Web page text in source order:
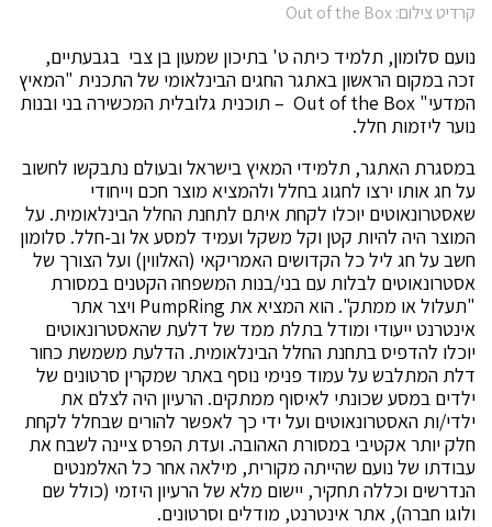
קרדיט צילום: Out of the Box
נועם סלומון, תלמיד כיתה ט' בתיכון שמעון בן צבי בגבעתיים,
זכה במקום הראשון באתגר החגים הבינלאומי של התכנית "המאיץ
המדעי" Out of the Box – תוכנית גלובלית המכשירה בני ובנות
נוער ליזמות חלל.
במסגרת האתגר, תלמידי המאיץ בישראל ובעולם נתבקשו לחשוב
על חג אותו ירצו לחגוג בחלל ולהמציא מוצר חכם וייחודי
שאסטרונאוטים יוכלו לקחת איתם לתחנת החלל הבינלאומית. על
המוצר היה להיות קטן וקל משקל ועמיד למסע אל וב-חלל. סלומון
חשב על חג ליל כל הקדושים האמריקאי (האלווין) ועל הצורך של
אסטרונאוטים לבלות עם בני/בנות המשפחה הקטנים במסורת
"תעלול או ממתק". הוא המציא את PumpRing ויצר אתר
אינטרנט ייעודי ומודל בתלת ממד של דלעת שהאסטרונאוטים
יוכלו להדפיס בתחנת החלל הבינלאומית. הדלעת משמשת כחור
דלת המתלבש על עמוד פנימי נוסף באתר שמקרין סרטונים של
ילדים במסע שכונתי לאיסוף ממתקים. הרעיון היה לצלם את
ילדי/ות האסטרונאוטים ועל ידי כך לאפשר להורים שבחלל לקחת
חלק יותר אקטיבי במסורת האהובה. ועדת הפרס ציינה לשבח את
עבודתו של נועם שהייתה מקורית, מילאה אחר כל האלמנטים
הנדרשים וכללה תחקיר, יישום מלא של הרעיון היזמי (כולל שם
ולוגו חברה), אתר אינטרנט, מודלים וסרטונים.